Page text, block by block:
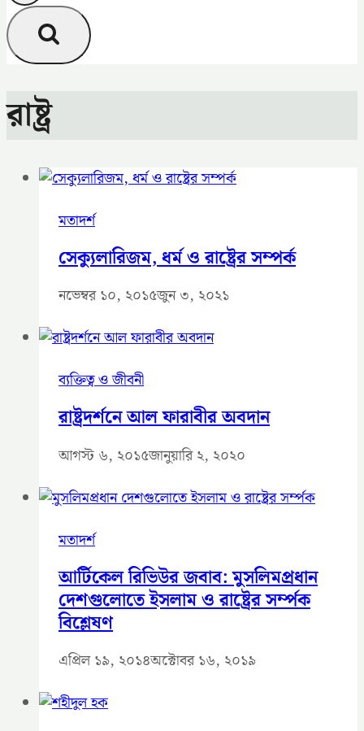
রাষ্ট্র
মতাদর্শ
সেক্যুলারিজম, ধর্ম ও রাষ্ট্রের সম্পর্ক
নভেম্বর ১০, ২০১৫জুন ৩, ২০২১
ব্যক্তিত্ব ও জীবনী
রাষ্ট্রদর্শনে আল ফারাবীর অবদান
আগস্ট ৬, ২০১৫জানুয়ারি ২, ২০২০
মতাদর্শ
আর্টিকেল রিভিউর জবাব: মুসলিমপ্রধান
দেশগুলোতে ইসলাম ও রাষ্ট্রের সর্ম্পক
বিশ্লেষণ
এপ্রিল ১৯, ২০১৪অক্টোবর ১৬, ২০১৯